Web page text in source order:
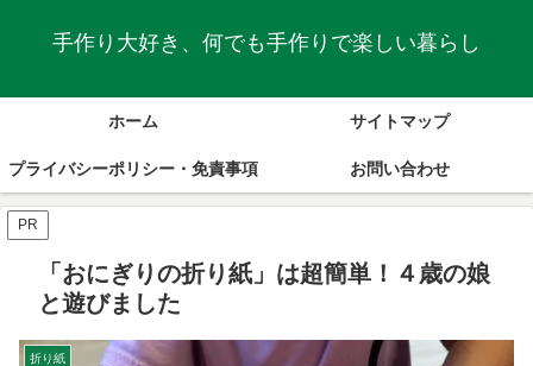
手作り大好き、何でも手作りで楽しい暮らし
ホーム サイトマップ
プライバシーポリシー・免責事項 お問い合わせ
PR
「おにぎりの折り紙」は超簡単！４歳の娘
と遊びました
折り紙